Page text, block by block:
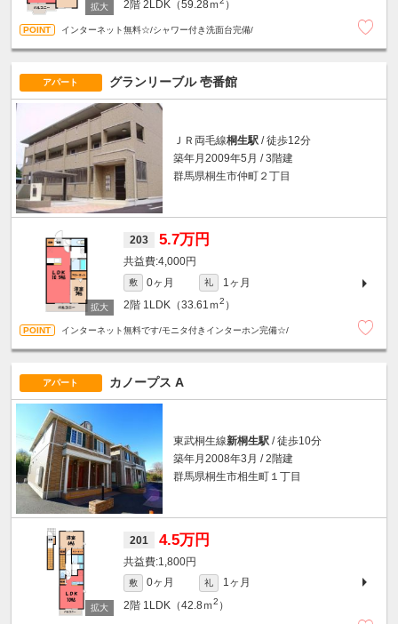
2階 2LDK（59.28ｍ ）
インターネット無料☆/シャワー付き洗面台完備/
アパート グランリーブル 壱番館
ＪＲ両毛線桐生駅 / 徒歩12分
築年月2009年5月 / 3階建
群馬県桐生市仲町２丁目
203 5.7万円
4,000円
敷 0ヶ月 礼
1ヶ月
2階 1LDK（33.61ｍ2 ）
インターネット無料です/モニタ付きインターホン完備☆/
アパート カノープス A
東武桐生線新桐生駅 / 徒歩10分
築年月2008年3月 / 2階建
群馬県桐生市相生町１丁目
201 4.5万円
1,800円
敷 0ヶ月 礼
1ヶ月
2階 1LDK（42.8ｍ2 ）